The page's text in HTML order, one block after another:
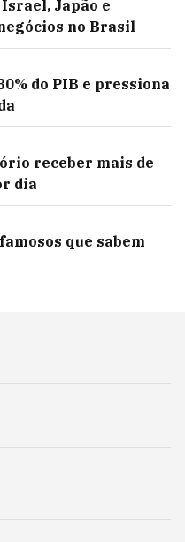
Japão e
no Brasil
do PIB e pressiona
receber mais de
dia
que sabem